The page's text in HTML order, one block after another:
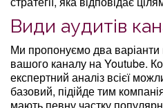
Види аудитів
Ми пропонуємо два
вашого каналу на Youtube.
експертний аналіз всієї
базовий, підійде тим